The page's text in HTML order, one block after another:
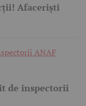
Afaceriști
de inspectorii